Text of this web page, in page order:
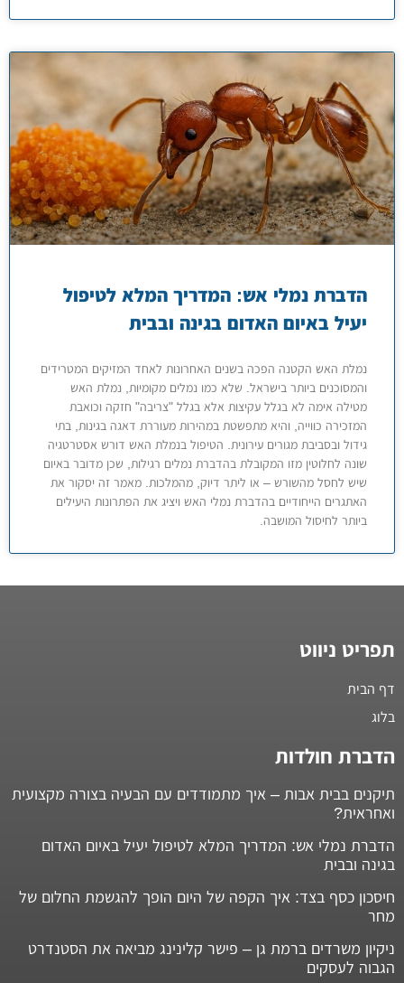
הדברת נמלי אש: המדריך המלא לטיפול
יעיל באיום האדום בגינה ובבית
נמלת האש הקטנה הפכה בשנים האחרונות לאחד המזיקים המטרידים
והמסוכנים ביותר בישראל. שלא כמו נמלים מקומיות, נמלת האש
מטילה אימה לא בגלל עקיצות אלא בגלל "צריבה" חזקה וכואבת
המזכירה כווייה, והיא מתפשטת במהירות מעוררת דאגה בגינות, בתי
גידול ובסביבת מגורים עירונית. הטיפול בנמלת האש דורש אסטרטגיה
שונה לחלוטין מזו המקובלת בהדברת נמלים רגילות, שכן מדובר באיום
שיש לחסל מהשורש – או ליתר דיוק, מהמלכות. מאמר זה יסקור את
האתגרים הייחודיים בהדברת נמלי האש ויציג את הפתרונות היעילים
ביותר לחיסול המושבה.
תפריט ניווט
דף הבית
בלוג
הדברת חולדות
תיקנים בבית אבות – איך מתמודדים עם הבעיה בצורה מקצועית
ואחראית?
הדברת נמלי אש: המדריך המלא לטיפול יעיל באיום האדום
בגינה ובבית
חיסכון כסף בצד: איך הקפה של היום הופך להגשמת החלום של
מחר
ניקיון משרדים ברמת גן – פישר קלינינג מביאה את הסטנדרט
הגבוה לעסקים